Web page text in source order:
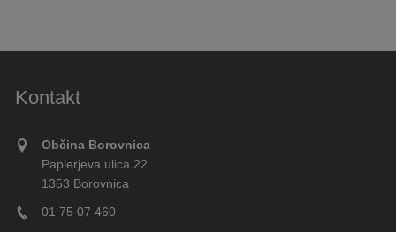
Kontakt
Občina Borovnica
Paplerjeva ulica 22
1353 Borovnica
01 75 07 460